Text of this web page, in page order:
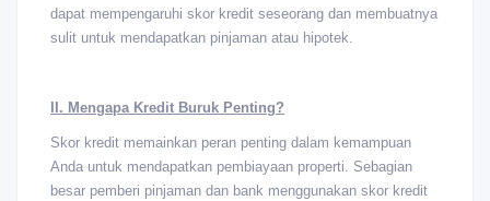
dapat mempengaruhi skor kredit seseorang dan membuatnya
sulit untuk mendapatkan pinjaman atau hipotek.
II. Mengapa Kredit Buruk Penting?
Skor kredit memainkan peran penting dalam kemampuan
Anda untuk mendapatkan pembiayaan properti. Sebagian
besar pemberi pinjaman dan bank menggunakan skor kredit